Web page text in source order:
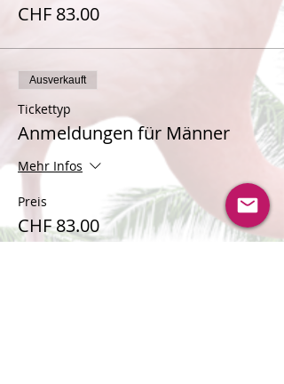
CHF 83.00
Ausverkauft
Tickettyp
Anmeldungen für Männer
Mehr Infos
Preis
CHF 83.00